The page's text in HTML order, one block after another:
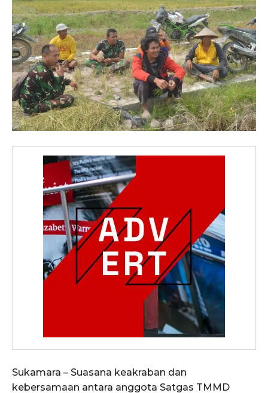
Sukamara – Suasana keakraban dan
kebersamaan antara anggota Satgas TMMD